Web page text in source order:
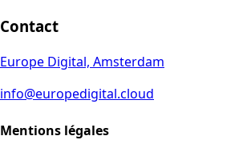
Contact
Europe Digital, Amsterdam
info@europedigital.cloud
Mentions légales